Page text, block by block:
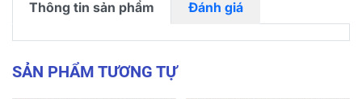
Thông tin sản phẩm Đánh giá
SẢN PHẨM TƯƠNG TỰ